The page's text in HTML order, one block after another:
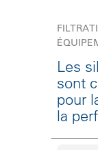
Les
sont
pour
la